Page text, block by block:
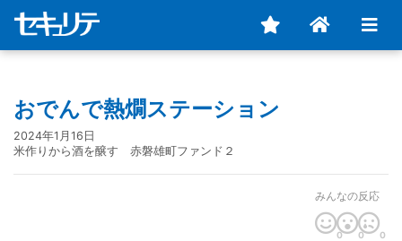
おでんで熱燗ステーション
2024年1月16日
米作りから酒を醸す 赤磐雄町ファンド２
みんなの反応
0 0 0